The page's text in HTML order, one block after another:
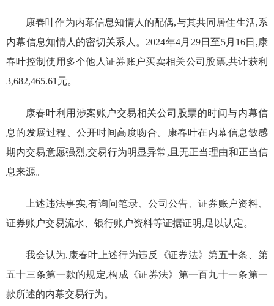
康春叶作为内幕信息知情人的配偶,与其共同居住生活,系
内幕信息知情人的密切关系人。2024年4月 29日至 5月 16日,康
春叶控制使用 多个他人证券账户买卖相关公司股票,共计获利
3,682,465.61元。
康春叶利用涉案账户交易相关公司股票的时间与内幕信
息的发展过程、公开时间高度吻合。 康春叶在内幕信息敏感
期内交易意愿强烈,交易行为明显异常,且无正当理由和正当信
息来源。
上述违法事实,有询问笔录、公司公告、证券账户资料、
证券账户交易流水、银行账户资料等证据证明,足以认定。
我会认为,康春叶上述行为违反《证券法》第五十条、第
五十三条第一款的规定,构成《证券法》第一百九十一条第一
款所述的内幕交易行为。